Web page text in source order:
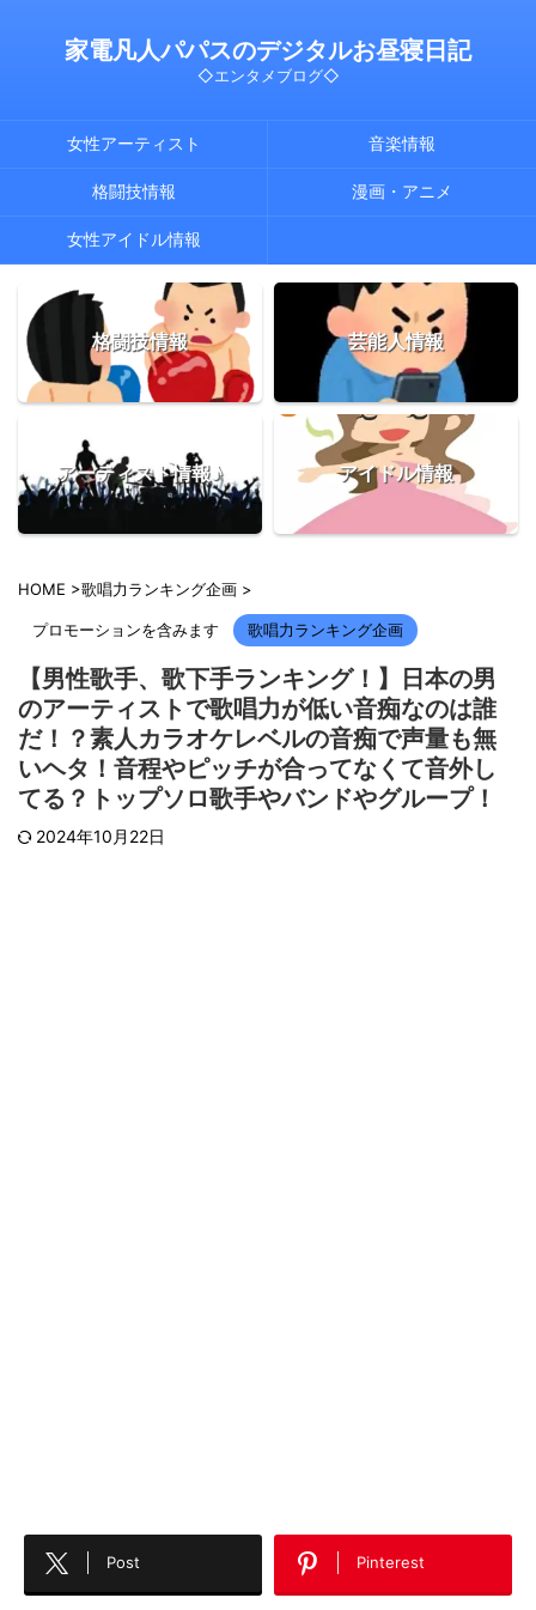
家電凡人パパスのデジタルお昼寝日記
◇エンタメブログ◇
女性アーティスト 音楽情報
格闘技情報 漫画・アニメ
女性アイドル情報
格闘技情報 芸能人情報
アーティスト情報♪ アイドル情報
HOME >歌唱力ランキング企画 >
プロモーションを含みます 歌唱力ランキング企画
【男性歌手、歌下手ランキング！】日本の男
のアーティストで歌唱力が低い音痴なのは誰
だ！？素人カラオケレベルの音痴で声量も無
いヘタ！音程やピッチが合ってなくて音外し
てる？トップソロ歌手やバンドやグループ！
2024年10月22日
Post Pinterest